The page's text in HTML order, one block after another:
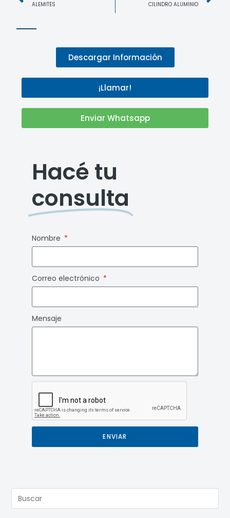
ALEMITES CILINDRO ALUMINIO
Descargar Información
¡Llamar!
Enviar Whatsapp
Hacé tu
consulta
Nombre
Correo electrónico
Mensaje
ENVIAR